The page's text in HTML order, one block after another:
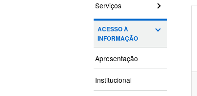
Serviços
ACESSO À
INFORMAÇÃO
Apresentação
Institucional